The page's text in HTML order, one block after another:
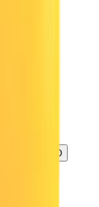
1F446 1F3FD